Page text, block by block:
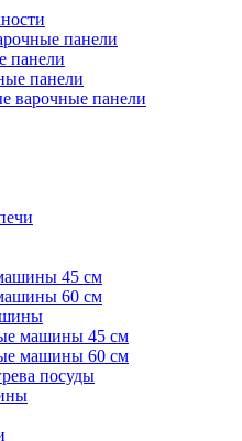
панели
панели
панели
варочные панели
45 см
60 см
машины 45 см
машины 60 см
посуды